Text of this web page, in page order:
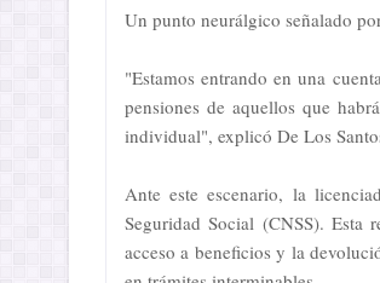
Un punto neurálgico señalado
"Estamos entrando en una
pensiones de aquellos que
individual", explicó De Los
Ante este escenario, la
Seguridad Social (CNSS). Esta
acceso a beneficios y la